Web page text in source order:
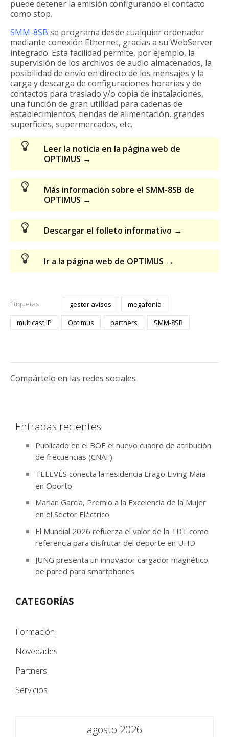
puede detener la emisión configurando el contacto
como stop.
SMM-8SB se programa desde cualquier ordenador
mediante conexión Ethernet, gracias a su WebServer
integrado. Esta facilidad permite, por ejemplo, la
supervisión de los archivos de audio almacenados, la
posibilidad de envío en directo de los mensajes y la
carga y descarga de configuraciones horarias y de
contactos para traslado y/o copia de instalaciones,
una función de gran utilidad para cadenas de
establecimientos; tiendas de alimentación, grandes
superficies, supermercados, etc.
Leer la noticia en la página web de
OPTIMUS →
Más información sobre el SMM-8SB de
OPTIMUS →
Descargar el folleto informativo →
Ir a la página web de OPTIMUS →
Etiquetas gestor avisos
megafonía
multicast IP
Optimus partners SMM-8SB
Compártelo en las redes sociales
Entradas recientes
Publicado en el BOE el nuevo cuadro de atribución
de frecuencias (CNAF)
TELEVÉS conecta la residencia Erago Living Maia
en Oporto
Marian García, Premio a la Excelencia de la Mujer
en el Sector Eléctrico
El Mundial 2026 refuerza el valor de la TDT como
referencia para disfrutar del deporte en UHD
JUNG presenta un innovador cargador magnético
de pared para smartphones
CATEGORÍAS
Formación
Novedades
Partners
Servicios
agosto 2026